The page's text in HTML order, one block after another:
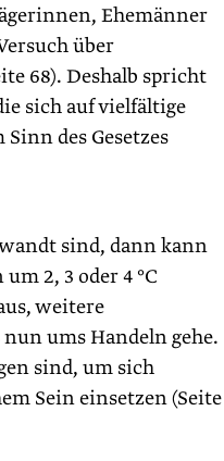
Ehemänner
über
68). Deshalb spricht
sich auf vielfältige
des Gesetzes
sind, dann kann
2, 3 oder 4 °C
weitere
ums Handeln gehe.
sind, um sich
Sein einsetzen (Seite